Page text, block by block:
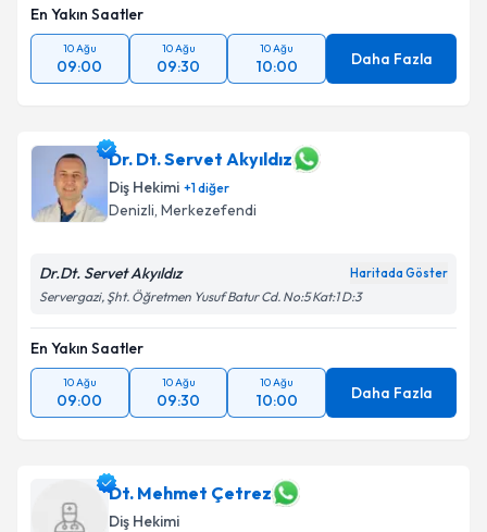
En Yakın Saatler
10 Ağu
09:00
10 Ağu
09:30
10 Ağu
10:00 Daha Fazla
Dr. Dt. Servet Akyıldız
Diş Hekimi +1diğer
Denizli, Merkezefendi
Dr.Dt. Servet Akyıldız Haritada Göster
Servergazi, Şht. Öğretmen Yusuf Batur Cd. No:5 Kat:1 D:3
En Yakın Saatler
10 Ağu
09:00
10 Ağu
09:30
10 Ağu
10:00 Daha Fazla
Dt. Mehmet Çetrez
Diş Hekimi